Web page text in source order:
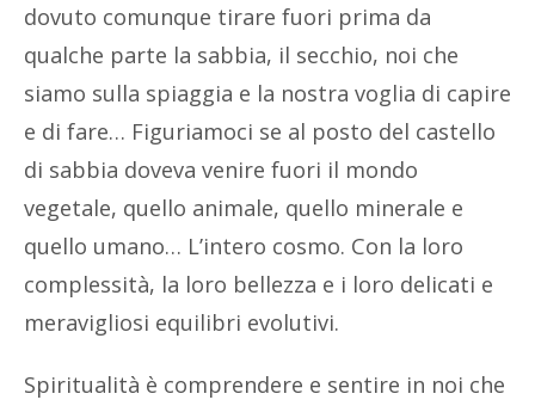
dovuto comunque tirare fuori prima da
qualche parte la sabbia, il secchio, noi che
siamo sulla spiaggia e la nostra voglia di capire
e di fare… Figuriamoci se al posto del castello
di sabbia doveva venire fuori il mondo
vegetale, quello animale, quello minerale e
quello umano… L’intero cosmo. Con la loro
complessità, la loro bellezza e i loro delicati e
meravigliosi equilibri evolutivi.
Spiritualità è comprendere e sentire in noi che